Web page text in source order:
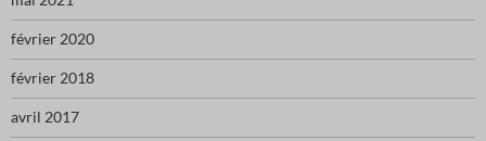
février 2020
février 2018
avril 2017